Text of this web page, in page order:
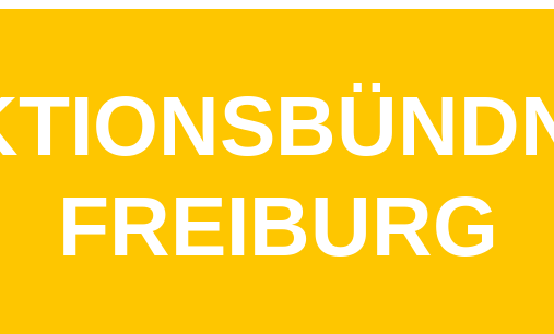
FREIBURG